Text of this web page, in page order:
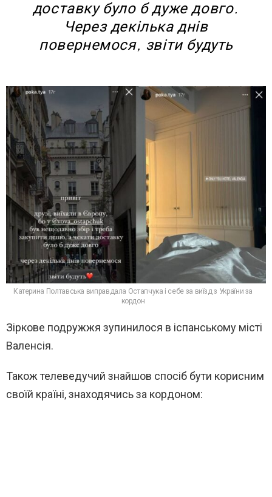
доставку було б дуже довго.
Через декілька днів
повернемося, звіти будуть
Катерина Полтавська виправдала Остапчука і себе за виїзд з України за
кордон
Зіркове подружжя зупинилося в іспанському місті
Валенсія.
Також телеведучий знайшов спосіб бути корисним
своїй країні, знаходячись за кордоном: